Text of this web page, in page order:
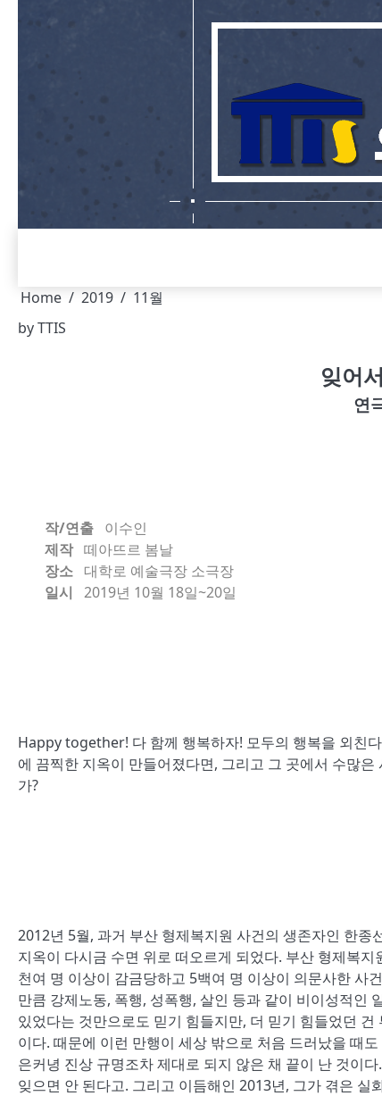
Home 2019
11월
byTTIS
잊어
연
작/연출 이수인
제작떼아뜨르 봄날
장소 대학로 예술극장 소극장
일시 2019년 10월 18일~20일
Happy together! 다 함께 행복하자! 모두의 행복을 외친
에 끔찍한 지옥이 만들어졌다면, 그리고 그 곳에서 수많
가?
2012년 5월, 과거 부산 형제복지원 사건의 생존자인 한
지옥이 다시금 수면 위로 떠오르게 되었다. 부산 형제복
천여 명 이상이 감금당하고 5백여 명 이상이 의문사한 사
만큼 강제노동, 폭행, 성폭행, 살인 등과 같이 비이성적인
있었다는 것만으로도 믿기 힘들지만, 더 믿기 힘들었던
이다. 때문에 이런 만행이 세상 밖으로 처음 드러났을 때
은커녕 진상 규명조차 제대로 되지 않은 채 끝이 난 것이
잊으면 안 된다고. 그리고 이듬해인 2013년, 그가 겪은